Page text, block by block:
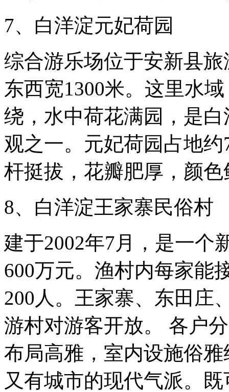
7、白洋淀元妃荷园
综合游乐场位于安新县
东西宽1300米。这里水
绕，水中荷花满园，是
观之一。元妃荷园占地
杆挺拔，花瓣肥厚，颜
8、白洋淀王家寨民俗村
建于2002年7月，是一个
600万元。渔村内每家能
200人。王家寨、东田庄
游村对游客开放。 各户
布局高雅，室内设施俗
又有城市的现代气派。